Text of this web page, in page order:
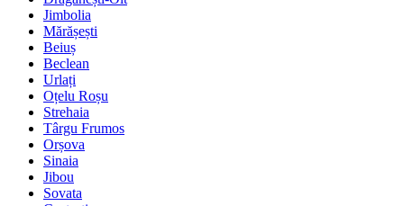
Jimbolia
Mărășești
Beiuș
Beclean
Urlați
Oțelu Roșu
Strehaia
Târgu Frumos
Orșova
Sinaia
Jibou
Sovata